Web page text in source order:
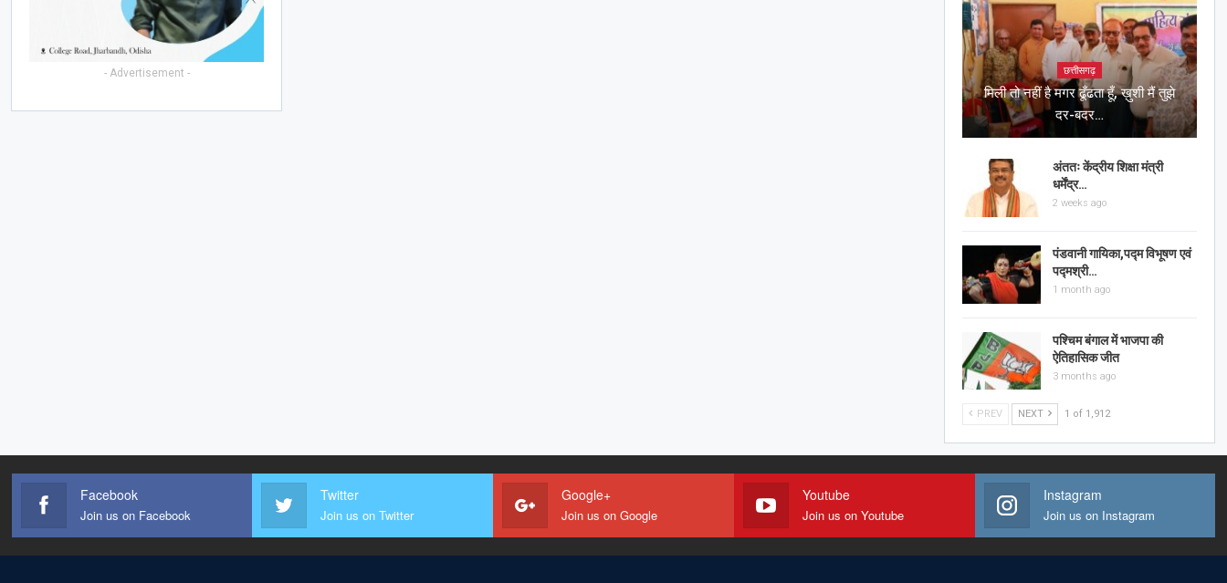
छत्तीसगढ़
मिली तो नहीं है मगर ढूँढता हूँ, ख़ुशी मैं तुझे
दर-बदर…
अंततः केंद्रीय शिक्षा मंत्री
धर्मेंद्र…
2 weeks ago
पंडवानी गायिका,पद्म विभूषण एवं
पद्मश्री…
1 month ago
पश्चिम बंगाल में भाजपा की
ऐतिहासिक जीत
3 months ago
PREV NEXT 1 of 1,912
- Advertisement -
Facebook
Join us on Facebook
Twitter
Join us on Twitter
Google+
Join us on Google
Youtube
Join us on Youtube
Instagram
Join us on Instagram